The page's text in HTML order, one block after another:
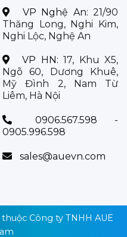
VP Nghệ An: 21/90
Thăng Long, Nghi Kim,
Nghi Lộc, Nghệ An
VP HN:17, Khu X5,
Ngõ 60, Dương Khuê,
Mỹ Đình 2, Nam Từ
Liêm, Hà Nội
0906.567.598 -
0905.996.598
sales@auevn.com
thuộc Công ty TNHH AUE